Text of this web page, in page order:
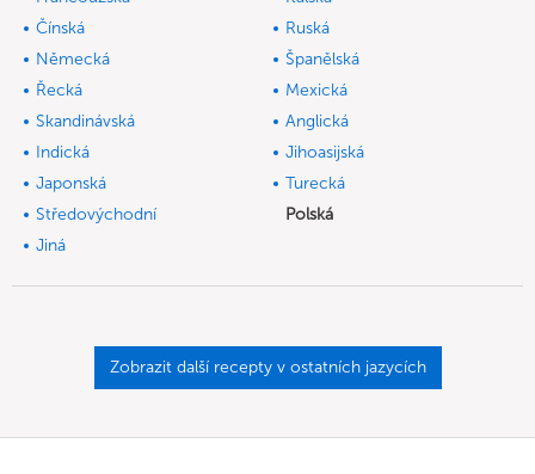
Čínská
Ruská
Německá
Španělská
Řecká
Mexická
Skandinávská
Anglická
Indická
Jihoasijská
Japonská
Turecká
Středovýchodní
Polská
Jiná
Zobrazit další recepty v ostatních jazycích